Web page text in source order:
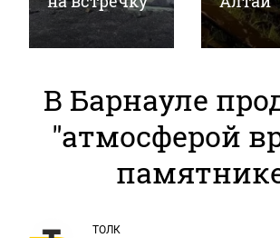
В Барнауле
"атмосферой
ТОЛК